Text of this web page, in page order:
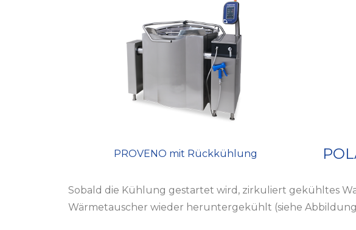
PROVENO mit Rückkühlung
Sobald die Kühlung gestartet wird, zirkuliert gekühltes
Wärmetauscher wieder heruntergekühlt (siehe Abbildung